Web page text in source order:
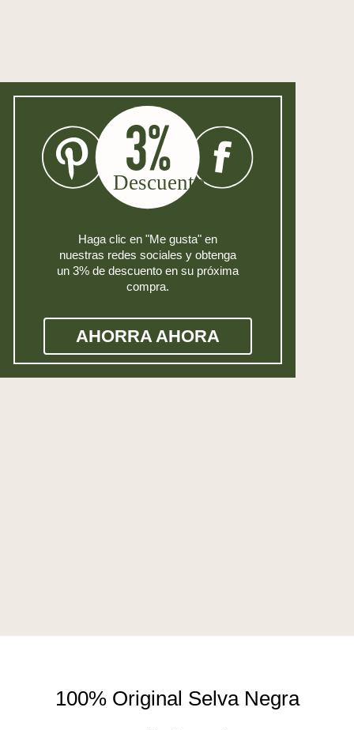
Haga clic en "Me gusta" en
nuestras redes sociales y obtenga
un 3% de descuento en su próxima
compra.
AHORRA AHORA
100% Original Selva Negra